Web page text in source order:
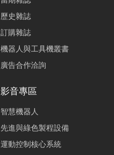
歷史雜誌
訂購雜誌
機器人與工具機叢書
廣告合作洽詢
影音專區
智慧機器人
先進與綠色製程設備
運動控制核心系統